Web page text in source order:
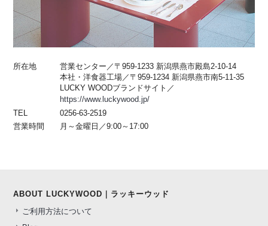
所在地
営業センター／〒959-1233 新潟県燕市殿島2-10-14
本社・洋食器工場／〒959-1234 新潟県燕市南5-11-35
LUCKY WOODブランドサイト／
https://www.luckywood.jp/
TEL
0256-63-2519
営業時間
月～金曜日／9:00～17:00
ABOUT LUCKYWOOD｜ラッキーウッド
ご利用方法について